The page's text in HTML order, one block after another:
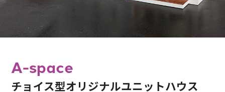
A-space
チョイス型オリジナルユニットハウス